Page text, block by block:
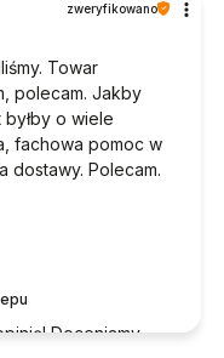
Doceniamy
zweryfikowano
Towar
polecam. Jakby
byłby o wiele
fachowa pomoc w
dostawy. Polecam.